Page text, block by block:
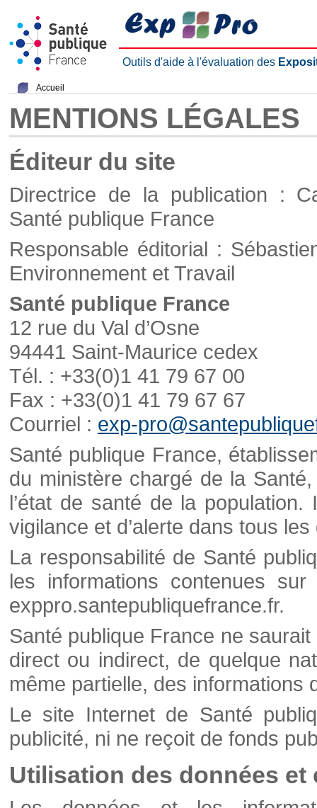
Outils d'aide à l'évaluation des
Accueil
MENTIONS LÉGALES
Éditeur du site
Directrice de la publication :
Santé publique France
Responsable éditorial :
Environnement et Travail
Santé publique France
12 rue du Val d’Osne
94441 Saint-Maurice cedex
Tél. : +33(0)1 41 79 67 00
Fax : +33(0)1 41 79 67 67
Courriel : exp-
Santé publique France,
du ministère chargé de la
l’état de santé de la
vigilance et d’alerte dans tous
La responsabilité de Santé
les informations contenues
exppro.santepubliquefrance.fr.
Santé publique France ne
direct ou indirect, de quelque
même partielle, des informations
Le site Internet de Santé
publicité, ni ne reçoit de fonds
Utilisation des données et